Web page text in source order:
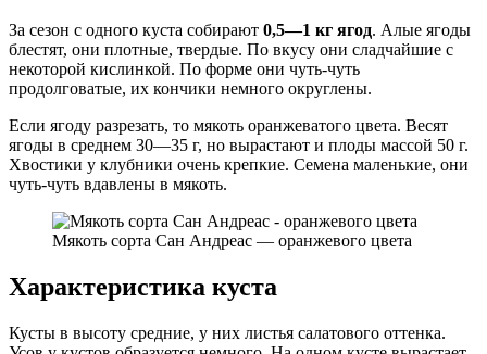
За сезон с одного куста собирают 0,5—1 кг ягод. Алые ягоды
блестят, они плотные, твердые. По вкусу они сладчайшие с
некоторой кислинкой. По форме они чуть-чуть
продолговатые, их кончики немного округлены.
Если ягоду разрезать, то мякоть оранжеватого цвета. Весят
ягоды в среднем 30—35 г, но вырастают и плоды массой 50 г.
Хвостики у клубники очень крепкие. Семена маленькие, они
чуть-чуть вдавлены в мякоть.
Мякоть сорта Сан Андреас — оранжевого цвета
Характеристика куста
Кусты в высоту средние, у них листья салатового оттенка.